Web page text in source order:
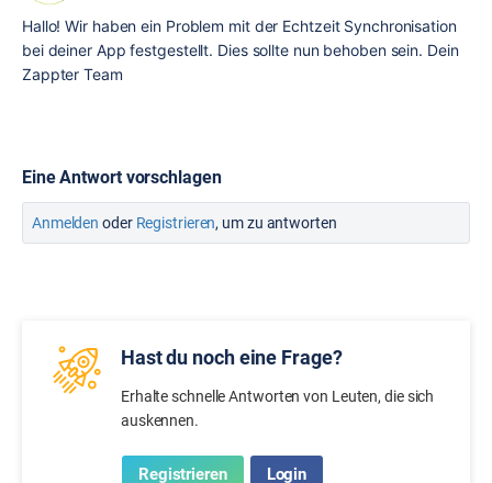
Hallo! Wir haben ein Problem mit der Echtzeit Synchronisation
bei deiner App festgestellt. Dies sollte nun behoben sein. Dein
Zappter Team
Eine Antwort vorschlagen
Anmelden oder Registrieren, um zu antworten
Hast du noch eine Frage?
Erhalte schnelle Antworten von Leuten, die sich
auskennen.
Registrieren Login